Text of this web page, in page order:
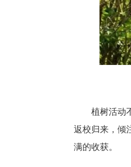
植树活动
返校归来，倾
满的收获。